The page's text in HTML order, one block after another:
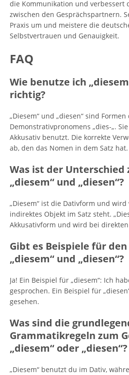
die Kommunikation und verbessert
zwischen den Gesprächspartnern.
Praxis um und meistere die
Selbstvertrauen und Genauigkeit.
FAQ
Wie benutze ich
richtig?
„Diesem“ und „diesen“ sind Formen
Demonstrativpronomens „dies-„.
Akkusativ benutzt. Die korrekte
ab, den das Nomen in dem Satz hat.
Was ist der Unterschied
„diesem“ und „diesen“?
„Diesem“ ist die Dativform und
indirektes Objekt im Satz steht.
Akkusativform und wird bei
Gibt es Beispiele für
„diesem“ und „diesen“?
Ja! Ein Beispiel für „diesem“: Ich
gesprochen. Ein Beispiel für
gesehen.
Was sind die
Grammatikregeln zum
„diesem“ oder „diesen“?
„Diesem“ benutzt du im Dativ,